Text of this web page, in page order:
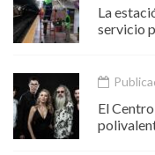
La
servicio
El